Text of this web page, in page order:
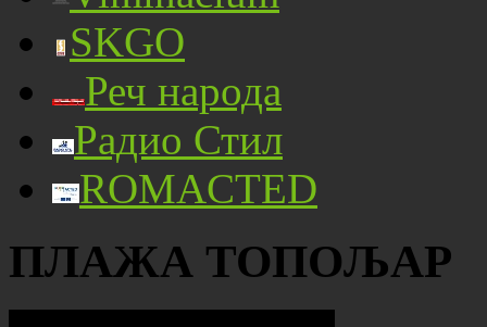
SKGO
Реч народа
Радио Стил
ROMACTED
ПЛАЖА ТОПОЉАР